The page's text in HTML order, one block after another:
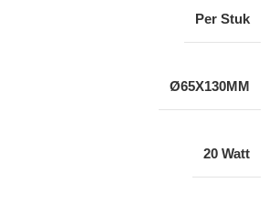
Per Stuk
Ø65X130MM
20 Watt